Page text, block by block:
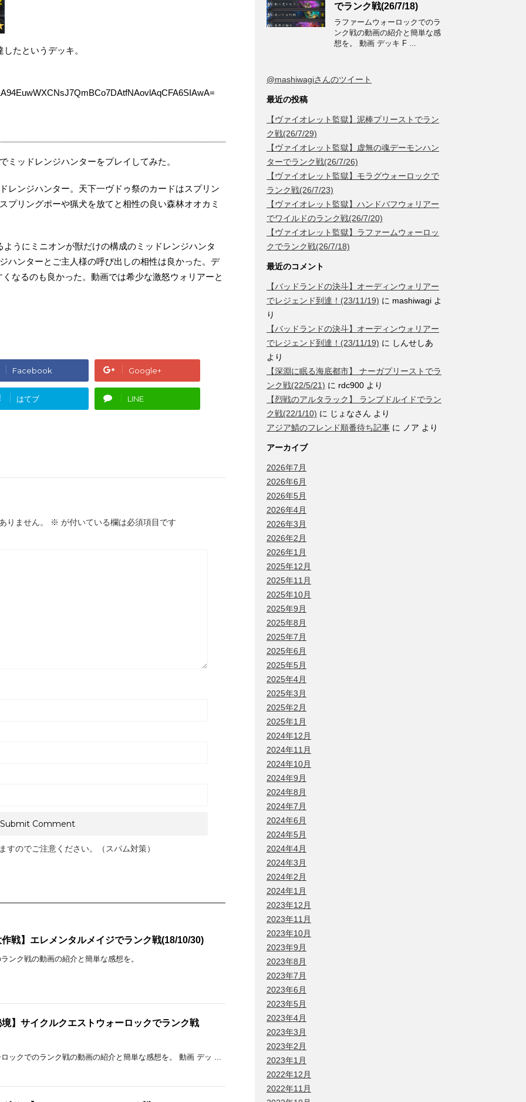
たというデッキ。
ミッドレンジハンターをプレイしてみた。
レンジハンター。天下一ヴドゥ祭のカードはスプリン
プリングポーや猟犬を放てと相性の良い森林オオカミ
うにミニオンが獣だけの構成のミッドレンジハンタ
ハンターとご主人様の呼び出しの相性は良かった。デ
なるのも良かった。動画では希少な激怒ウォリアーと
Facebook Google+
はてブ LINE
りません。 ※ が付いている欄は必須項目です
すのでご注意ください。（スパム対策）
戦】エレメンタルメイジでランク戦(18/10/30)
ンク戦の動画の紹介と簡単な感想を。
】サイクルクエストウォーロックでランク戦
ックでのランク戦の動画の紹介と簡単な感想を。 動画 デッ ...
でランク戦(26/7/18)
ラファームウォーロックでのラ
ンク戦の動画の紹介と簡単な感
想を。 動画 デッキ F ...
@mashiwagiさんのツイート
最近の投稿
【ヴァイオレット監獄】泥棒プリーストでラン
ク戦(26/7/29)
【ヴァイオレット監獄】虚無の魂デーモンハン
ターでランク戦(26/7/26)
【ヴァイオレット監獄】モラグウォーロックで
ランク戦(26/7/23)
【ヴァイオレット監獄】ハンドバフウォリアー
でワイルドのランク戦(26/7/20)
【ヴァイオレット監獄】ラファームウォーロッ
クでランク戦(26/7/18)
最近のコメント
【バッドランドの決斗】オーディンウォリアー
でレジェンド到達！(23/11/19) に mashiwagi よ
り
【バッドランドの決斗】オーディンウォリアー
でレジェンド到達！(23/11/19) に しんせしあ
より
【深淵に眠る海底都市】 ナーガプリーストでラ
ンク戦(22/5/21) に rdc900 より
【烈戦のアルタラック】 ランプドルイドでラン
ク戦(22/1/10) に じょなさん より
アジア鯖のフレンド順番待ち記事 に ノア より
アーカイブ
2026年7月
2026年6月
2026年5月
2026年4月
2026年3月
2026年2月
2026年1月
2025年12月
2025年11月
2025年10月
2025年9月
2025年8月
2025年7月
2025年6月
2025年5月
2025年4月
2025年3月
2025年2月
2025年1月
2024年12月
2024年11月
2024年10月
2024年9月
2024年8月
2024年7月
2024年6月
2024年5月
2024年4月
2024年3月
2024年2月
2024年1月
2023年12月
2023年11月
2023年10月
2023年9月
2023年8月
2023年7月
2023年6月
2023年5月
2023年4月
2023年3月
2023年2月
2023年1月
2022年12月
2022年11月